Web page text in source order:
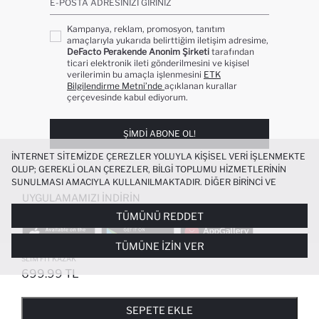
SLIM FIT KAZAK
699.99 TL
SEPETE EKLE
E-POSTA ADRESINIZI GIRINIZ
Kampanya, reklam, promosyon, tanıtım
amaçlarıyla yukarıda belirttiğim iletişim adresime,
DeFacto Perakende Anonim Şirketi tarafından
ticari elektronik ileti gönderilmesini ve kişisel
verilerimin bu amaçla işlenmesini ETK
Bilgilendirme Metni’nde açıklanan kurallar
çerçevesinde kabul ediyorum.
ŞIMDI ABONE OL!
UYGULAMAMIZI İNDIRIN
POPÜLER KATEGORILER
KADIN BEYAZ TIŞÖRT
İNTERNET SITEMIZDE ÇEREZLER YOLUYLA KIŞISEL VERI IŞLENMEKTE
OLUP; GEREKLI OLAN ÇEREZLER, BILGI TOPLUMU HIZMETLERININ
SUNULMASI AMACIYLA KULLANILMAKTADIR. DIĞER BIRINCI VE
ÜÇÜNCÜ TARAF ÇEREZLER ISE SIZE DAHA IYI BIR ALIŞVERIŞ
DENEYIMI SUNULABILMESI, SITEMIZIN DAHA IŞLEVSEL KILINMASI VE
KIŞISELLEŞTIRMESI VE AÇIK RIZA VERMENIZ HALINDE, SIZLERE
YÖNELIK PAZARLAMA FAALIYETLERININ YAPILMASI AMAÇLARIYLA
SINIRLI OLARAK KULLANILACAKTIR. ÇEREZLERE DAIR TERCIHLERINIZI
ÇEREZ TERCIHLERIPANELI ARACILIĞIYLA HER ZAMAN YÖNETEBILIR,
ÇEREZLERLE ILGILI DAHA DETAYLI BILGIYE
TÜMÜNÜ REDDET
TÜMÜNE İZIN VER